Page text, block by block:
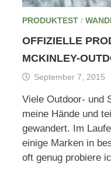
PRODUKTEST /
OFFIZIELLE
MCKINLEY-
September 7, 2015
Viele Outdoor- und
meine Hände und
gewandert. Im
einige Marken in
oft genug probiere